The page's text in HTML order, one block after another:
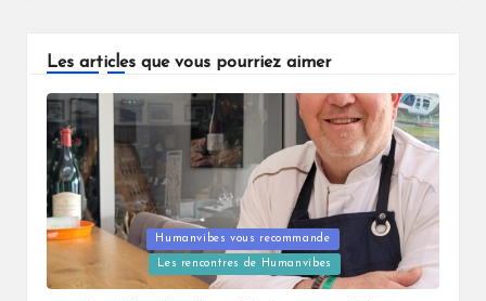
Les articles que vous pourriez aimer
Posted
in
Humanvibes vous recommande
Les rencontres de Humanvibes